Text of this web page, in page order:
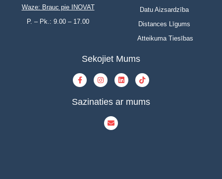
Waze: Brauc pie INOVAT
P. – Pk.: 9.00 – 17.00
Datu Aizsardzība
Distances Līgums
Atteikuma Tiesības
Sekojiet Mums
Sazinaties ar mums